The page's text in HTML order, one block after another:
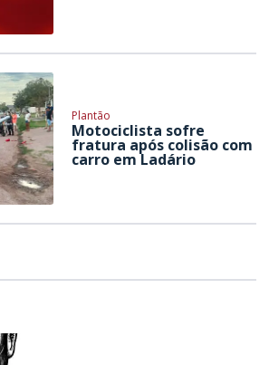
Plantão
Motociclista sofre
fratura após colisão com
carro em Ladário